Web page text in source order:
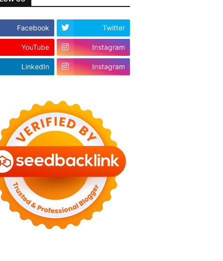
Facebook Twitter
YouTube Instagram
LinkedIn Instagram